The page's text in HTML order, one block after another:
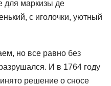
для маркизы де
с иголочки, уютный
но все равно без
И в 1764 году
решение о сносе